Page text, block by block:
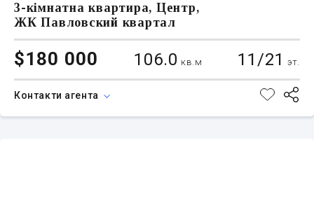
3-кімнатна квартира, Центр,
ЖК Павловский квартал
$180 000 106.0 кв.м 11/21 эт.
Контакти агента